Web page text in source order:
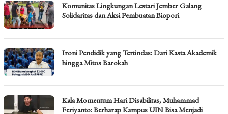
Komunitas Lingkungan Lestari Jember Galang
Solidaritas dan Aksi Pembuatan Biopori
Ironi Pendidik yang Tertindas: Dari Kasta Akademik
hingga Mitos Barokah
Kala Momentum Hari Disabilitas, Muhammad
Feriyanto: Berharap Kampus UIN Bisa Menjadi